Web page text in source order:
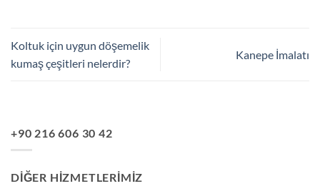
Koltuk için uygun döşemelik
kumaş çeşitleri nelerdir?
Kanepe İmalatı
+90 216 606 30 42
DIĞER HIZMETLERIMIZ